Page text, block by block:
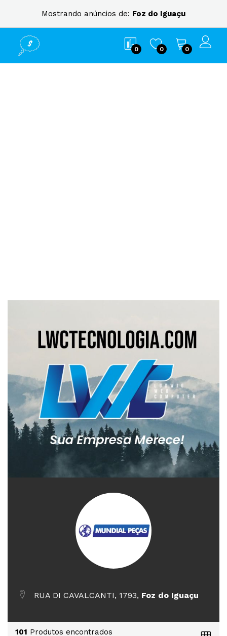
Mostrando anúncios de: Foz do Iguaçu
0 0 0
RUA DI CAVALCANTI, 1793, Foz do Iguaçu
101 Produtos encontrados